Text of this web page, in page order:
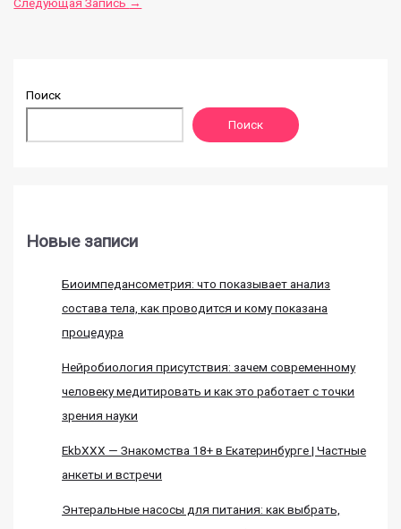
Следующая Запись →
Поиск
Поиск
Новые записи
Биоимпедансометрия: что показывает анализ
состава тела, как проводится и кому показана
процедура
Нейробиология присутствия: зачем современному
человеку медитировать и как это работает с точки
зрения науки
EkbXXX — Знакомства 18+ в Екатеринбурге | Частные
анкеты и встречи
Энтеральные насосы для питания: как выбрать,